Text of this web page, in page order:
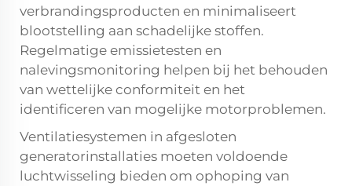
verbrandingsproducten en minimaliseert
blootstelling aan schadelijke stoffen.
Regelmatige emissietesten en
nalevingsmonitoring helpen bij het behouden
van wettelijke conformiteit en het
identificeren van mogelijke motorproblemen.
Ventilatiesystemen in afgesloten
generatorinstallaties moeten voldoende
luchtwisseling bieden om ophoping van